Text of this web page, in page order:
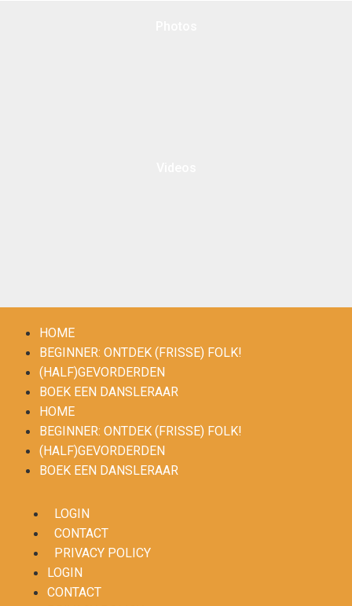
HOME
BEGINNER: ONTDEK (FRISSE) FOLK!
(HALF)GEVORDERDEN
BOEK EEN DANSLERAAR
HOME
BEGINNER: ONTDEK (FRISSE) FOLK!
(HALF)GEVORDERDEN
BOEK EEN DANSLERAAR
LOGIN
CONTACT
PRIVACY POLICY
LOGIN
CONTACT